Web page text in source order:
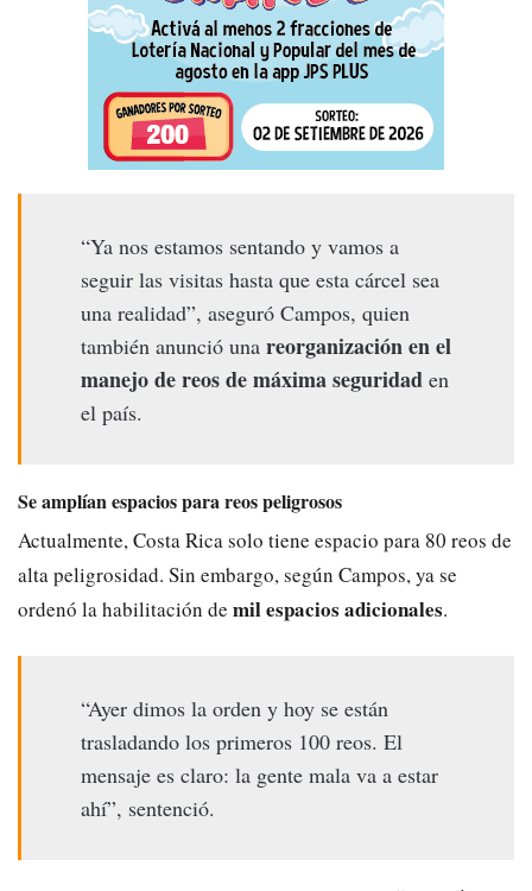
“Ya nos estamos sentando y vamos a
seguir las visitas hasta que esta cárcel sea
una realidad”, aseguró Campos, quien
también anunció una reorganización en el
manejo de reos de máxima seguridad en
el país.
Se amplían espacios para reos peligrosos
Actualmente, Costa Rica solo tiene espacio para 80 reos de
alta peligrosidad. Sin embargo, según Campos, ya se
ordenó la habilitación de mil espacios adicionales.
“Ayer dimos la orden y hoy se están
trasladando los primeros 100 reos. El
mensaje es claro: la gente mala va a estar
ahí”, sentenció.